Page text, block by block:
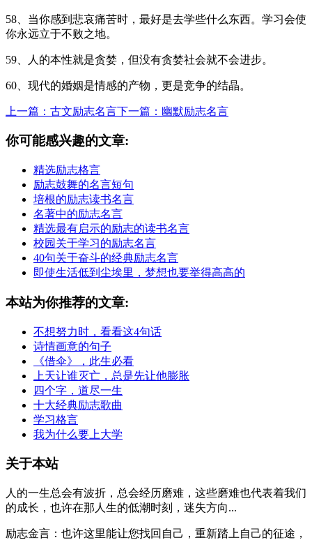
58、当你感到悲哀痛苦时，最好是去学些什么东西。学习会使
你永远立于不败之地。
59、人的本性就是贪婪，但没有贪婪社会就不会进步。
60、现代的婚姻是情感的产物，更是竞争的结晶。
上一篇：古文励志名言下一篇：幽默励志名言
你可能感兴趣的文章:
精选励志格言
励志鼓舞的名言短句
培根的励志读书名言
名著中的励志名言
精选最有启示的励志的读书名言
校园关于学习的励志名言
40句关于奋斗的经典励志名言
即使生活低到尘埃里，梦想也要举得高高的
本站为你推荐的文章:
不想努力时，看看这4句话
诗情画意的句子
《借伞》，此生必看
上天让谁灭亡，总是先让他膨胀
四个字，道尽一生
十大经典励志歌曲
学习格言
我为什么要上大学
关于本站
人的一生总会有波折，总会经历磨难，这些磨难也代表着我们
的成长，也许在那人生的低潮时刻，迷失方向...
励志金言：也许这里能让您找回自己，重新踏上自己的征途，